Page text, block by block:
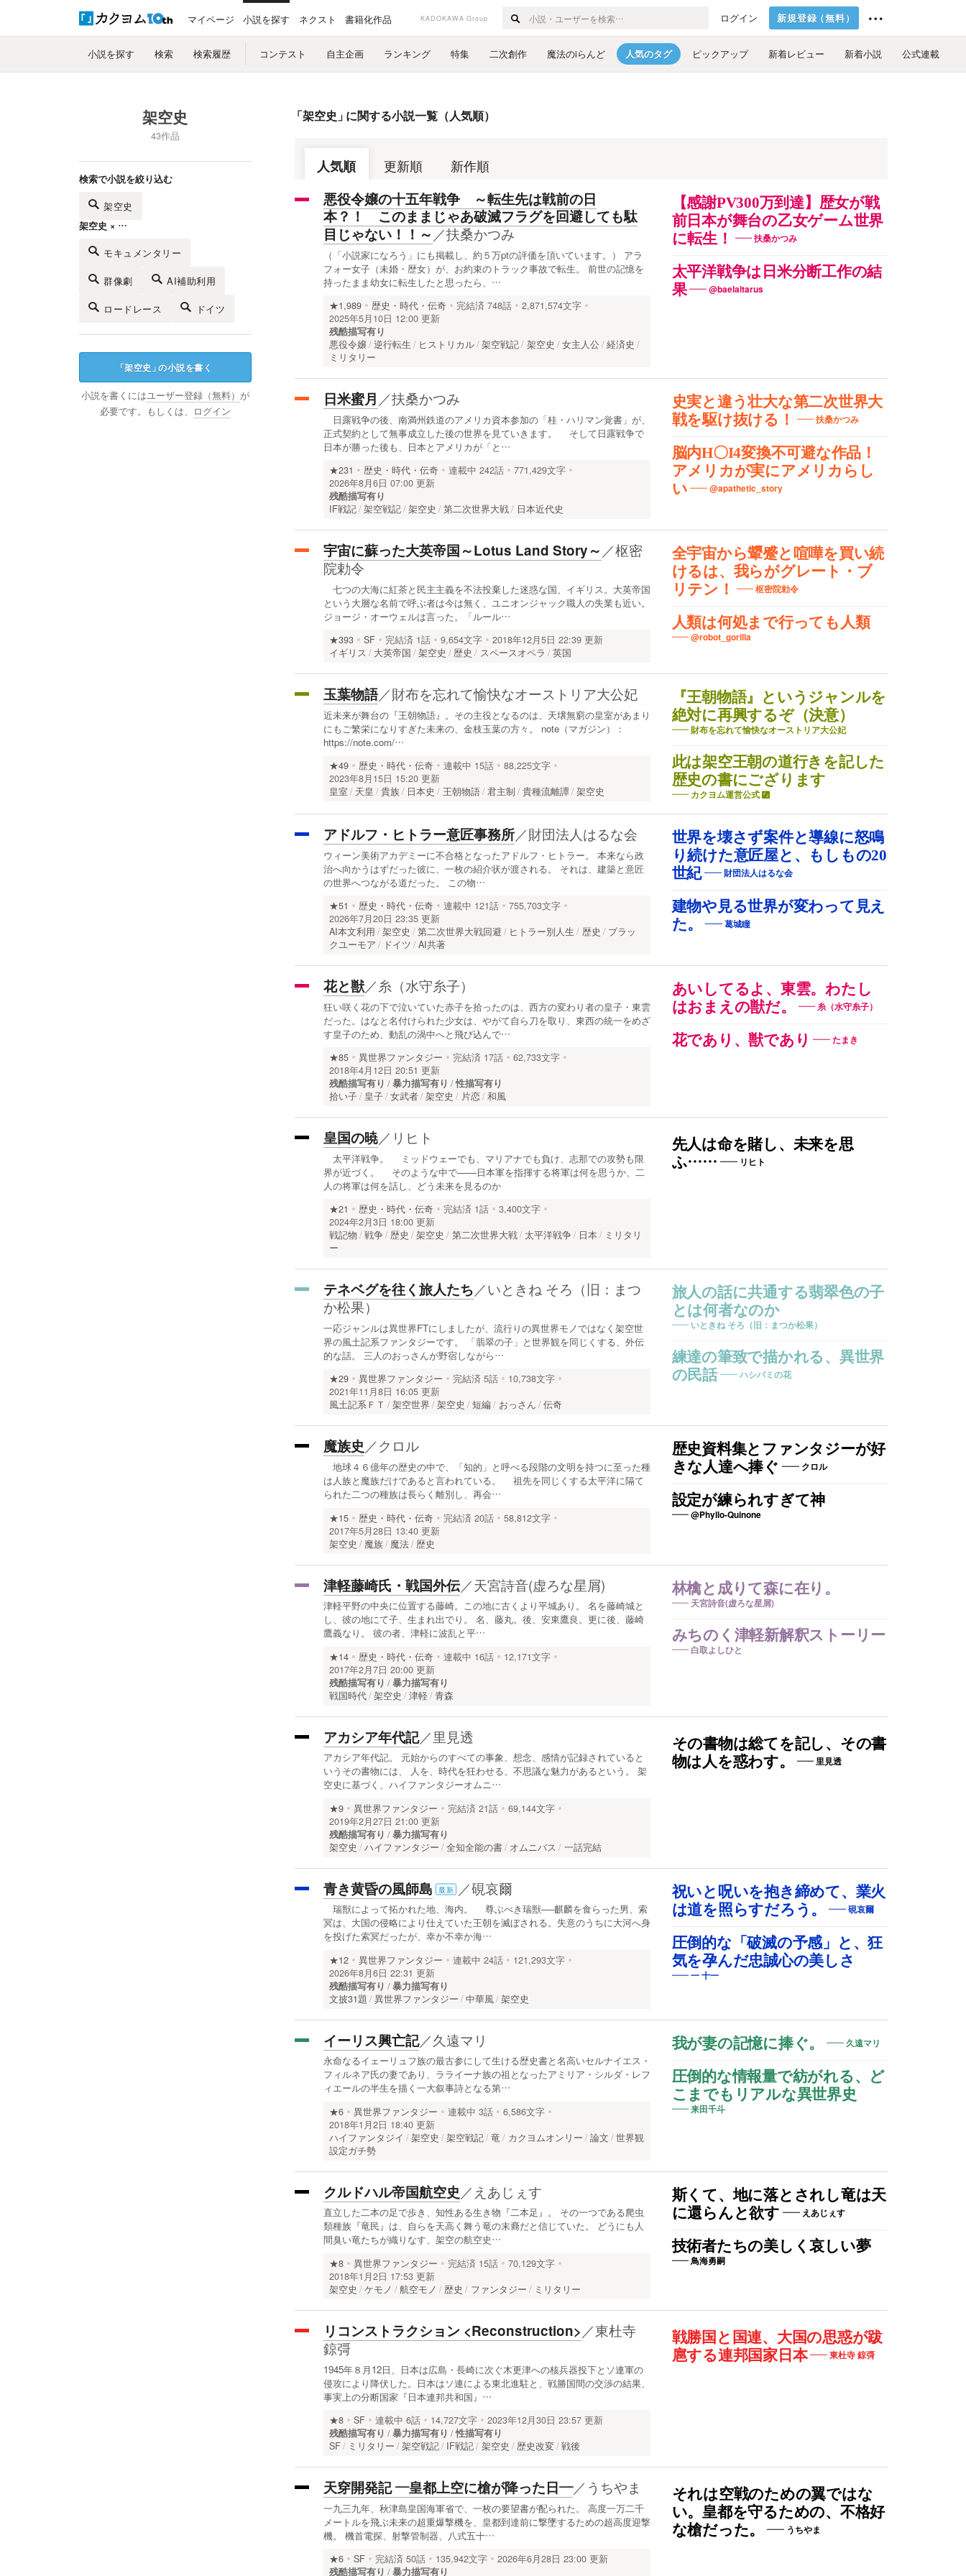
マイページ 小説を探す ネクスト 書籍化作品 KADOKAWA Group ログイン 新規登録（無料）
小説を探す 検索 検索履歴 コンテスト 自主企画 ランキング 特集 二次創作 魔法のiらんど 人気のタグ ピックアップ 新着レビュー 新着小説 公式連載
架空史
43作品
検索で小説を絞り込む
架空史
架空史 × …
モキュメンタリー
群像劇 AI補助利用
ロードレース ドイツ
「架空史 」の小説を書く
小説を書くにはユーザー登録（無料） が
必要です。もしくは、
ログイン
「架空史 」に関する小説一覧（人気順）
人気順 更新順 新作順
【感謝PV300万到達】歴女が戦
前日本が舞台の乙女ゲーム世界
に転生！
扶桑かつみ
太平洋戦争は日米分断工作の結
果
@baelaltarus
悪役令嬢の十五年戦争 ～転生先は戦前の日
本？！ このままじゃあ破滅フラグを回避しても駄
目じゃない！！～／扶桑かつみ
（「小説家になろう」にも掲載し、約５万ptの評価を頂いています。） アラ
フォー女子（未婚・歴女）が、お約束のトラック事故で転生。 前世の記憶を
持ったまま幼女に転生したと思ったら、…
★1,989 歴史・時代・伝奇 完結済 748話
2,871,574文字
2025年5月10日 12:00 更新
残酷描写有り
悪役令嬢 逆行転生 ヒストリカル 架空戦記 架空史 女主人公 経済史
ミリタリー
史実と違う壮大な第二次世界大
戦を駆け抜ける！
扶桑かつみ
脳内H〇I4変換不可避な作品！
アメリカが実にアメリカらし
い
@apathetic_story
日米蜜月 ／扶桑かつみ
日露戦争の後、南満州鉄道のアメリカ資本参加の「桂・ハリマン覚書」が、
正式契約として無事成立した後の世界を見ていきます。 そして日露戦争で
日本が勝った後も、日本とアメリカが「と…
★231 歴史・時代・伝奇 連載中 242話
771,429文字
2026年8月6日 07:00 更新
残酷描写有り
IF戦記 架空戦記 架空史 第二次世界大戦 日本近代史
全宇宙から顰蹙と喧嘩を買い続
けるは、我らがグレート・ブ
リテン！
枢密院勅令
人類は何処まで行っても人類
@robot_gorilla
宇宙に蘇った大英帝国～Lotus Land Story～ ／枢密
院勅令
七つの大海に紅茶と民主主義を不法投棄した迷惑な国、イギリス。大英帝国
という大層な名前で呼ぶ者は今は無く、ユニオンジャック職人の失業も近い。
ジョージ・オーウェルは言った。「ルール…
★393 SF 完結済 1話 9,654文字
2018年12月5日 22:39 更新
イギリス
大英帝国 架空史 歴史 スペースオペラ 英国
『王朝物語』というジャンルを
絶対に再興するぞ（決意）
財布を忘れて愉快なオーストリア大公妃
此は架空王朝の道行きを記した
歴史の書にござります
カクヨム運営公式
玉葉物語／財布を忘れて愉快なオーストリア大公妃
近未来が舞台の『王朝物語』。その主役となるのは、天壌無窮の皇室があまり
にもご繁栄になりすぎた未来の、金枝玉葉の方々。 note（マガジン）：
https://note.com/…
★49 歴史・時代・伝奇 連載中 15話
88,225文字
2023年8月15日 15:20 更新
皇室
天皇 貴族 日本史 王朝物語 君主制 貴種流離譚 架空史
世界を壊さず案件と導線に怒鳴
り続けた意匠屋と、もしもの20
世紀
財団法人はるな会
建物や見る世界が変わって見え
た。
葛城瞳
アドルフ・ヒトラー意匠事務所／財団法人はるな会
ウィーン美術アカデミーに不合格となったアドルフ・ヒトラー。 本来なら政
治へ向かうはずだった彼に、一枚の紹介状が渡される。 それは、建築と意匠
の世界へつながる道だった。 この物…
★51 歴史・時代・伝奇 連載中 121話
755,703文字
2026年7月20日 23:35 更新
AI本文利用
架空史 第二次世界大戦回避 ヒトラー別人生 歴史
ブラッ
クユーモア
ドイツ AI共著
あいしてるよ、東雲。わたし
はおまえの獣だ。
糸（水守糸子）
花であり、獣であり たまき
花と獣／糸（水守糸子）
狂い咲く花の下で泣いていた赤子を拾ったのは、西方の変わり者の皇子・東雲
だった。はなと名付けられた少女は、やがて自ら刀を取り、東西の統一をめざ
す皇子のため、動乱の渦中へと飛び込んで…
★85 異世界ファンタジー 完結済 17話
62,733文字
2018年4月12日 20:51 更新
残酷描写有り
暴力描写有り
性描写有り
拾い子
皇子 女武者 架空史 片恋 和風
先人は命を賭し、未来を思
ふ……
リヒト
皇国の暁／ リヒト
太平洋戦争。 ミッドウェーでも、マリアナでも負け、志那での攻勢も限
界が近づく。 そのような中で───日本軍を指揮する将軍は何を思うか、二
人の将軍は何を話し、どう未来を見るのか
★21 歴史・時代・伝奇 完結済 1話
3,400文字
2024年2月3日 18:00 更新
戦記物
戦争 歴史 架空史 第二次世界大戦 太平洋戦争 日本
ミリタリ
ー
旅人の話に共通する翡翠色の子
とは何者なのか
いときね そろ（旧：まつか松果）
練達の筆致で描かれる、異世界
の民話
ハシバミの花
テネベグを往く旅人たち／いときね そろ（旧：まつ
か松果）
一応ジャンルは異世界FTにしましたが、流行りの異世界モノではなく架空世
界の風土記系ファンタジーです。 「翡翠の子」と世界観を同じくする、外伝
的な話。 三人のおっさんが野宿しながら…
★29 異世界ファンタジー 完結済 5話
10,738文字
2021年11月8日 16:05 更新
風土記系ＦＴ
架空世界 架空史 短編 おっさん 伝奇
歴史資料集とファンタジーが好
きな人達へ捧ぐ
クロル
設定が練られすぎて神
@Phyllo-Quinone
魔族史／クロル
地球４６億年の歴史の中で、「知的」と呼べる段階の文明を持つに至った種
は人族と魔族だけであると言われている。 祖先を同じくする太平洋に隔て
られた二つの種族は長らく離別し、再会…
★15 歴史・時代・伝奇 完結済 20話
58,812文字
2017年5月28日 13:40 更新
架空史
魔族 魔法 歴史
林檎と成りて森に在り。
天宮詩音(虚ろな星屑)
みちのく津軽新解釈ストーリー
白取よしひと
津軽藤崎氏・戦国外伝／天宮詩音(虚ろな星屑)
津軽平野の中央に位置する藤崎。この地に古くより平城あり。 名を藤崎城と
し、彼の地にて子、生まれ出でり。 名、藤丸。後、安東鷹良。更に後、藤崎
鷹義なり。 彼の者、津軽に波乱と平…
★14 歴史・時代・伝奇 連載中 16話
12,171文字
2017年2月7日 20:00 更新
残酷描写有り
暴力描写有り
戦国時代 架空史 津軽 青森
その書物は総てを記し、その書
物は人を惑わす。
里見透
アカシア年代記／里見透
アカシア年代記。 元始からのすべての事象、想念、感情が記録されていると
いうその書物には、 人を、時代を狂わせる、不思議な魅力があるという。 架
空史に基づく、ハイファンタジーオムニ…
★9 異世界ファンタジー 完結済 21話
69,144文字
2019年2月27日 21:00 更新
残酷描写有り
暴力描写有り
架空史
ハイファンタジー 全知全能の書 オムニバス 一話完結
祝いと呪いを抱き締めて、業火
は道を照らすだろう。
硯哀爾
圧倒的な「破滅の予感」と、狂
気を孕んだ忠誠心の美しさ
一 十一
青き黄昏の風師島 最新 ／硯哀爾
瑞獣によって拓かれた地、海内。 尊ぶべき瑞獣──麒麟を食らった男、索
冥は、大国の侵略により仕えていた王朝を滅ぼされる。失意のうちに大河へ身
を投げた索冥だったが、幸か不幸か海…
★12 異世界ファンタジー 連載中 24話
121,293文字
2026年8月6日 22:31 更新
残酷描写有り
暴力描写有り
文披31題
異世界ファンタジー 中華風 架空史
我が妻の記憶に捧ぐ。 久遠マリ
圧倒的な情報量で紡がれる、ど
こまでもリアルな異世界史
来田千斗
イーリス興亡記／久遠マリ
永命なるイェーリュフ族の最古参にして生ける歴史書と名高いセルナイエス・
フィルネア氏の妻であり、ラライーナ族の祖となったアミリア・シルダ・レフ
ィエールの半生を描く一大叙事詩となる第…
★6 異世界ファンタジー 連載中 3話
6,586文字
2018年1月2日 18:40 更新
ハイファンタジイ
架空史 架空戦記 竜 カクヨムオンリー 論文
世界観
設定ガチ勢
斯くて、地に落とされし竜は天
に還らんと欲す
えあじぇす
技術者たちの美しく哀しい夢
鳥海勇嗣
クルドハル帝国航空史 ／ えあじぇす
直立した二本の足で歩き、知性ある生き物『二本足』。 その一つである爬虫
類種族『竜民』は、自らを天高く舞う竜の末裔だと信じていた。 どうにも人
間臭い竜たちが織りなす、架空の航空史…
★8 異世界ファンタジー 完結済 15話
70,129文字
2018年1月2日 17:53 更新
架空史
ケモノ 航空モノ 歴史 ファンタジー ミリタリー
戦勝国と国連、大国の思惑が跋
扈する連邦国家日本
東杜寺 鍄彁
リコンストラクション <Reconstruction> ／東杜寺
鍄彁
1945年８月12日、日本は広島・長崎に次ぐ木更津への核兵器投下とソ連軍の
侵攻により降伏した。日本はソ連による東北進駐と、戦勝国間の交渉の結果、
事実上の分断国家『日本連邦共和国』…
★8 SF 連載中 6話 14,727文字
2023年12月30日 23:57 更新
残酷描写有り
暴力描写有り
性描写有り
SF
ミリタリー 架空戦記 IF戦記 架空史 歴史改変 戦後
それは空戦のための翼ではな
い。皇都を守るための、不格好
な槍だった。
うちやま
天穿開発記 ―皇都上空に槍が降った日―／ うちやま
一九三九年、秋津島皇国海軍省で、一枚の要望書が配られた。 高度一万二千
メートルを飛ぶ未来の超重爆撃機を、皇都到達前に撃墜するための超高度迎撃
機。 機首電探、射撃管制器、八式五十…
★6 SF 完結済 50話 135,942文字
2026年6月28日 23:00 更新
残酷描写有り
暴力描写有り